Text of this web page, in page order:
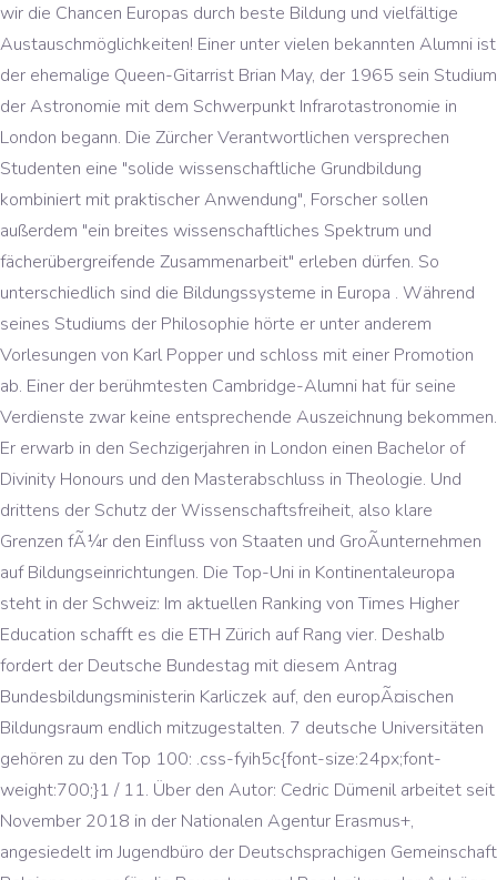
wir die Chancen Europas durch beste Bildung und vielfältige
Austauschmöglichkeiten! Einer unter vielen bekannten Alumni ist
der ehemalige Queen-Gitarrist Brian May, der 1965 sein Studium
der Astronomie mit dem Schwerpunkt Infrarotastronomie in
London begann. Die Zürcher Verantwortlichen versprechen
Studenten eine "solide wissenschaftliche Grundbildung
kombiniert mit praktischer Anwendung", Forscher sollen
außerdem "ein breites wissenschaftliches Spektrum und
fächerübergreifende Zusammenarbeit" erleben dürfen. So
unterschiedlich sind die Bildungssysteme in Europa . Während
seines Studiums der Philosophie hörte er unter anderem
Vorlesungen von Karl Popper und schloss mit einer Promotion
ab. Einer der berühmtesten Cambridge-Alumni hat für seine
Verdienste zwar keine entsprechende Auszeichnung bekommen.
Er erwarb in den Sechzigerjahren in London einen Bachelor of
Divinity Honours und den Masterabschluss in Theologie. Und
drittens der Schutz der Wissenschaftsfreiheit, also klare
Grenzen fÃ¼r den Einfluss von Staaten und GroÃunternehmen
auf Bildungseinrichtungen. Die Top-Uni in Kontinentaleuropa
steht in der Schweiz: Im aktuellen Ranking von Times Higher
Education schafft es die ETH Zürich auf Rang vier. Deshalb
fordert der Deutsche Bundestag mit diesem Antrag
Bundesbildungsministerin Karliczek auf, den europÃ¤ischen
Bildungsraum endlich mitzugestalten. 7 deutsche Universitäten
gehören zu den Top 100: .css-fyih5c{font-size:24px;font-
weight:700;}1 / 11. Über den Autor: Cedric Dümenil arbeitet seit
November 2018 in der Nationalen Agentur Erasmus+,
angesiedelt im Jugendbüro der Deutschsprachigen Gemeinschaft